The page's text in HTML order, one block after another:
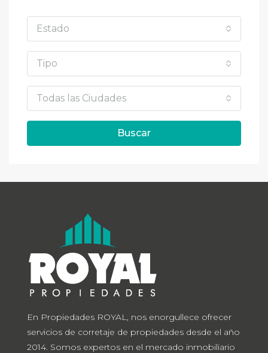
Estado
Tipo
Todas las Ciudades
Buscar
En Propiedades ROYAL, nos enorgullece ofrecer
servicios de corretaje de propiedades desde el año
2014. Somos expertos en el mercado inmobiliario